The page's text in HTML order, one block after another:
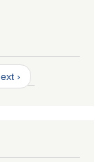
›